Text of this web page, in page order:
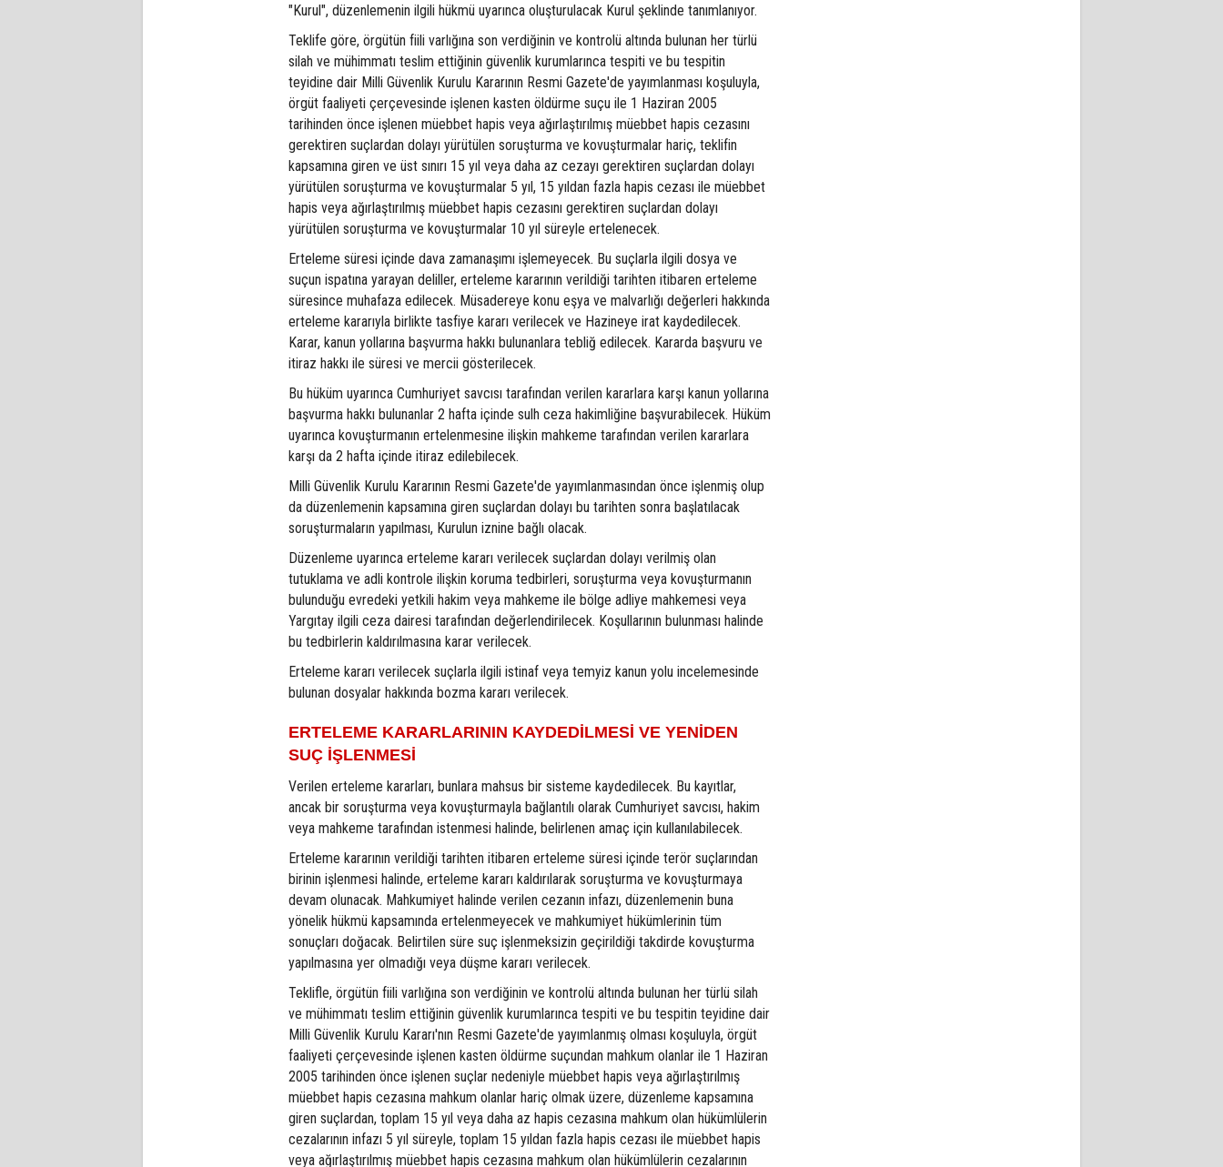
"Kurul", düzenlemenin ilgili hükmü uyarınca oluşturulacak Kurul şeklinde tanımlanıyor.
Teklife göre, örgütün fiili varlığına son verdiğinin ve kontrolü altında bulunan her türlü
silah ve mühimmatı teslim ettiğinin güvenlik kurumlarınca tespiti ve bu tespitin
teyidine dair Milli Güvenlik Kurulu Kararının Resmi Gazete'de yayımlanması koşuluyla,
örgüt faaliyeti çerçevesinde işlenen kasten öldürme suçu ile 1 Haziran 2005
tarihinden önce işlenen müebbet hapis veya ağırlaştırılmış müebbet hapis cezasını
gerektiren suçlardan dolayı yürütülen soruşturma ve kovuşturmalar hariç, teklifin
kapsamına giren ve üst sınırı 15 yıl veya daha az cezayı gerektiren suçlardan dolayı
yürütülen soruşturma ve kovuşturmalar 5 yıl, 15 yıldan fazla hapis cezası ile müebbet
hapis veya ağırlaştırılmış müebbet hapis cezasını gerektiren suçlardan dolayı
yürütülen soruşturma ve kovuşturmalar 10 yıl süreyle ertelenecek.
Erteleme süresi içinde dava zamanaşımı işlemeyecek. Bu suçlarla ilgili dosya ve
suçun ispatına yarayan deliller, erteleme kararının verildiği tarihten itibaren erteleme
süresince muhafaza edilecek. Müsadereye konu eşya ve malvarlığı değerleri hakkında
erteleme kararıyla birlikte tasfiye kararı verilecek ve Hazineye irat kaydedilecek.
Karar, kanun yollarına başvurma hakkı bulunanlara tebliğ edilecek. Kararda başvuru ve
itiraz hakkı ile süresi ve mercii gösterilecek.
Bu hüküm uyarınca Cumhuriyet savcısı tarafından verilen kararlara karşı kanun yollarına
başvurma hakkı bulunanlar 2 hafta içinde sulh ceza hakimliğine başvurabilecek. Hüküm
uyarınca kovuşturmanın ertelenmesine ilişkin mahkeme tarafından verilen kararlara
karşı da 2 hafta içinde itiraz edilebilecek.
Milli Güvenlik Kurulu Kararının Resmi Gazete'de yayımlanmasından önce işlenmiş olup
da düzenlemenin kapsamına giren suçlardan dolayı bu tarihten sonra başlatılacak
soruşturmaların yapılması, Kurulun iznine bağlı olacak.
Düzenleme uyarınca erteleme kararı verilecek suçlardan dolayı verilmiş olan
tutuklama ve adli kontrole ilişkin koruma tedbirleri, soruşturma veya kovuşturmanın
bulunduğu evredeki yetkili hakim veya mahkeme ile bölge adliye mahkemesi veya
Yargıtay ilgili ceza dairesi tarafından değerlendirilecek. Koşullarının bulunması halinde
bu tedbirlerin kaldırılmasına karar verilecek.
Erteleme kararı verilecek suçlarla ilgili istinaf veya temyiz kanun yolu incelemesinde
bulunan dosyalar hakkında bozma kararı verilecek.
ERTELEME KARARLARININ KAYDEDİLMESİ VE YENİDEN
SUÇ İŞLENMESİ
Verilen erteleme kararları, bunlara mahsus bir sisteme kaydedilecek. Bu kayıtlar,
ancak bir soruşturma veya kovuşturmayla bağlantılı olarak Cumhuriyet savcısı, hakim
veya mahkeme tarafından istenmesi halinde, belirlenen amaç için kullanılabilecek.
Erteleme kararının verildiği tarihten itibaren erteleme süresi içinde terör suçlarından
birinin işlenmesi halinde, erteleme kararı kaldırılarak soruşturma ve kovuşturmaya
devam olunacak. Mahkumiyet halinde verilen cezanın infazı, düzenlemenin buna
yönelik hükmü kapsamında ertelenmeyecek ve mahkumiyet hükümlerinin tüm
sonuçları doğacak. Belirtilen süre suç işlenmeksizin geçirildiği takdirde kovuşturma
yapılmasına yer olmadığı veya düşme kararı verilecek.
Teklifle, örgütün fiili varlığına son verdiğinin ve kontrolü altında bulunan her türlü silah
ve mühimmatı teslim ettiğinin güvenlik kurumlarınca tespiti ve bu tespitin teyidine dair
Milli Güvenlik Kurulu Kararı'nın Resmi Gazete'de yayımlanmış olması koşuluyla, örgüt
faaliyeti çerçevesinde işlenen kasten öldürme suçundan mahkum olanlar ile 1 Haziran
2005 tarihinden önce işlenen suçlar nedeniyle müebbet hapis veya ağırlaştırılmış
müebbet hapis cezasına mahkum olanlar hariç olmak üzere, düzenleme kapsamına
giren suçlardan, toplam 15 yıl veya daha az hapis cezasına mahkum olan hükümlülerin
cezalarının infazı 5 yıl süreyle, toplam 15 yıldan fazla hapis cezası ile müebbet hapis
veya ağırlaştırılmış müebbet hapis cezasına mahkum olan hükümlülerin cezalarının